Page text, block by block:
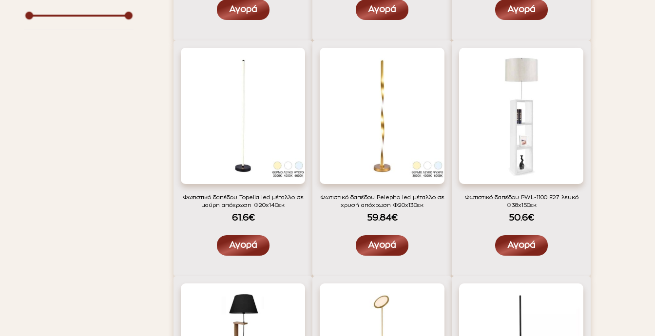
Αγορά Αγορά Αγορά
Φωτιστικό δαπέδου Topelia led μέταλλο σε
μαύρη απόχρωση Φ20x140εκ
61.6€
Αγορά
Φωτιστικό δαπέδου Pelepho led μέταλλο σε
χρυσή απόχρωση Φ20x130εκ
59.84€
Αγορά
Φωτιστικό δαπέδου PWL-1100 Ε27 λευκό
Φ38x150εκ
50.6€
Αγορά